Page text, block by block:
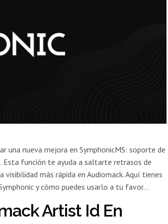
una nueva mejora en SymphonicMS: soporte de
. Esta función te ayuda a saltarte retrasos de
más rápida en Audiomack. Aquí tienes
y cómo puedes usarlo a tu favor…
Artist Id En